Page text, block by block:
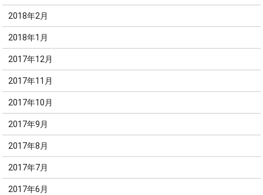
2018年2月
2018年1月
2017年12月
2017年11月
2017年10月
2017年9月
2017年8月
2017年7月
2017年6月